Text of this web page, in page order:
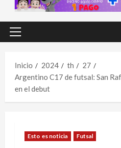
Menú
Inicio
2024 th
27
Argentino C17 de futsal: San
en el debut
Esto es noticia Futsal